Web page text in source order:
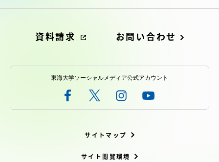
資料請求 お問い合わせ
東海大学ソーシャルメディア公式アカウント
サイトマップ
サイト閲覧環境